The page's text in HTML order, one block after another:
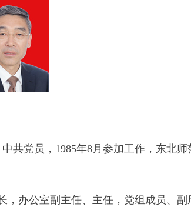
党员，1985年8月参加工作，东北师
办公室副主任、主任，党组成员、副